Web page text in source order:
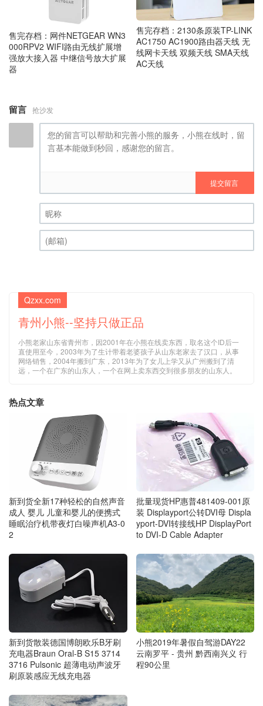
售完存档：网件NETGEAR WN3
000RPV2 WIFI路由无线扩展增
强放大接入器 中继信号放大扩展
器
售完存档：2130条原装TP-LINK
AC1750 AC1900路由器天线 无
线网卡天线 双频天线 SMA天线
AC天线
留言 抢沙发
提交留言
昵称 (必填)
Qzxx.com
青州小熊--坚持只做正品
小熊老家山东省青州市，因2001年在小熊在线卖东西，取名这个ID后一
直使用至今，2003年为了生计带着老婆孩子从山东老家去了汉口，从事
网络销售，2004年搬到广东，2013年为了女儿上学又从广州搬到了清
远，一个在广东的山东人，一个在网上卖东西交到很多朋友的山东人。
热点文章
新到货全新17种轻松的自然声音
成人 婴儿 儿童和婴儿的便携式
睡眠治疗机带夜灯白噪声机A3-0
2
批量现货HP惠普481409-001原
装 Displayport公转DVI母 Displa
yport-DVI转接线HP DisplayPort
to DVI-D Cable Adapter
新到货散装德国博朗欧乐B牙刷
充电器Braun Oral-B S15 3714
3716 Pulsonic 超薄电动声波牙
刷原装感应无线充电器
小熊2019年暑假自驾游DAY22
云南罗平 - 贵州 黔西南兴义 行
程90公里